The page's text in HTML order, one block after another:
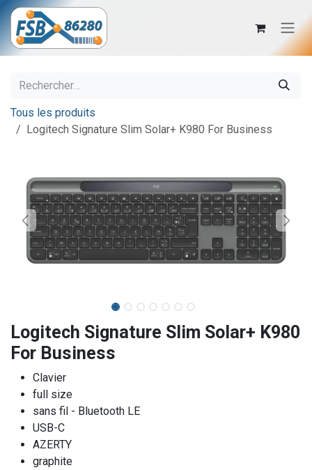
Se rendre au contenu
Tous les produits
Logitech Signature Slim Solar+ K980 For Business
Logitech Signature Slim Solar+ K980
For Business
Clavier
full size
sans fil - Bluetooth LE
USB-C
AZERTY
graphite